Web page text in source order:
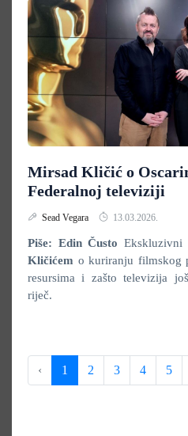
Mirsad Kličić o
Federalnoj televiziji
Sead Vegara 13.03.2026.
Piše: Edin Čusto Ekskluzivni
Kličićem o kuriranju filmskog
resursima i zašto televizija
riječ.
‹ 1 2 3 4 5